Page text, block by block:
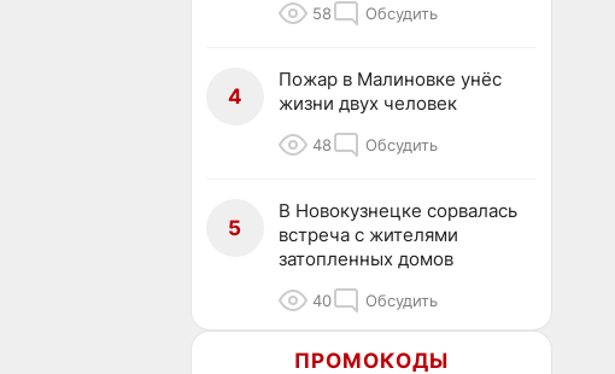
58 Обсудить
4
Пожар в Малиновке унёс
жизни двух человек
48 Обсудить
5
В Новокузнецке сорвалась
встреча с жителями
затопленных домов
40 Обсудить
ПРОМОКОДЫ